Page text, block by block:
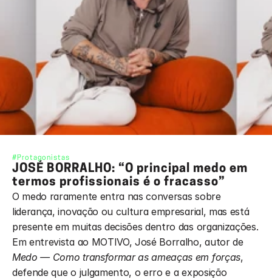
#Protagonistas
JOSÉ BORRALHO: “O principal medo em
termos profissionais é o fracasso”
O medo raramente entra nas conversas sobre
liderança, inovação ou cultura empresarial, mas está
presente em muitas decisões dentro das organizações.
Em entrevista ao MOTIVO, José Borralho, autor de
Medo — Como transformar as ameaças em forças,
defende que o julgamento, o erro e a exposição